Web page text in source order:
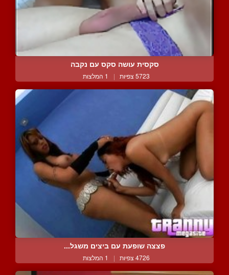
סקסית עושה סקס עם נקבה
5723 צפיות | 1 המלצות
פצצה שופעת עם ביצים משגל...
4726 צפיות | 1 המלצות